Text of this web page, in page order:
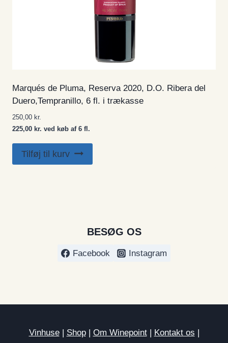
Marqués de Pluma, Reserva 2020, D.O. Ribera del
Duero,Tempranillo, 6 fl. i trækasse
250,00 kr.
225,00 kr. ved køb af 6 fl.
Tilføj til kurv
BESØG OS
Facebook Instagram
Vinhuse| Shop| Om Winepoint| Kontakt os